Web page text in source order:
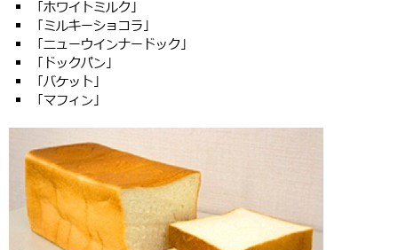
「ホワイトミルク」
「ミルキーショコラ」
「ニューウインナードック」
「ドックパン」
「バケット」
「マフィン」